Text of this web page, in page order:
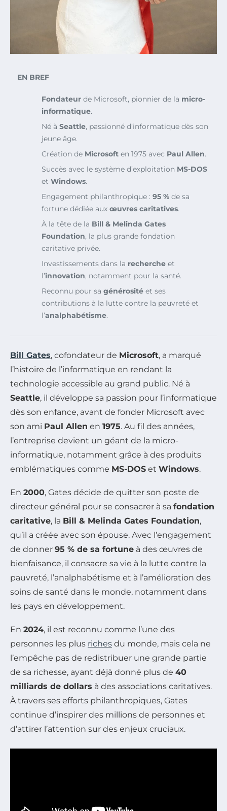
EN BREF
Fondateur de Microsoft, pionnier de la micro-
informatique.
Né à Seattle, passionné d’informatique dès son
jeune âge.
Création de Microsoft en 1975 avec Paul Allen.
Succès avec le système d’exploitation MS-DOS
et Windows.
Engagement philanthropique : 95 % de sa
fortune dédiée aux œuvres caritatives.
À la tête de la Bill & Melinda Gates
Foundation, la plus grande fondation
caritative privée.
Investissements dans la recherche et
l’innovation, notamment pour la santé.
Reconnu pour sa générosité et ses
contributions à la lutte contre la pauvreté et
l’analphabétisme.
Bill Gates, cofondateur de Microsoft, a marqué
l’histoire de l’informatique en rendant la
technologie accessible au grand public. Né à
Seattle, il développe sa passion pour l’informatique
dès son enfance, avant de fonder Microsoft avec
son ami Paul Allen en 1975. Au fil des années,
l’entreprise devient un géant de la micro-
informatique, notamment grâce à des produits
emblématiques comme MS-DOS et Windows.
En 2000, Gates décide de quitter son poste de
directeur général pour se consacrer à sa fondation
caritative, la Bill & Melinda Gates Foundation,
qu’il a créée avec son épouse. Avec l’engagement
de donner 95 % de sa fortune à des œuvres de
bienfaisance, il consacre sa vie à la lutte contre la
pauvreté, l’analphabétisme et à l’amélioration des
soins de santé dans le monde, notamment dans
les pays en développement.
En 2024, il est reconnu comme l’une des
personnes les plus riches du monde, mais cela ne
l’empêche pas de redistribuer une grande partie
de sa richesse, ayant déjà donné plus de 40
milliards de dollars à des associations caritatives.
À travers ses efforts philanthropiques, Gates
continue d’inspirer des millions de personnes et
d’attirer l’attention sur des enjeux cruciaux.